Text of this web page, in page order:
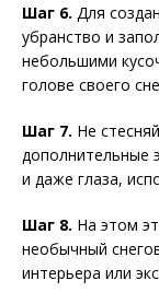
Шаг 6. Для
убранство и
небольшими
голове своего
Шаг 7. Не
дополнительные
и даже глаза,
Шаг 8. На этом
необычный
интерьера или